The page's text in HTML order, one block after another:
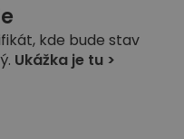
kde bude stav
Ukážka je tu >